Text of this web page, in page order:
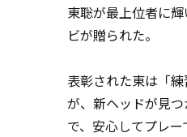
東聡が最上位者に
ビが贈られた。
表彰された東は「
が、新ヘッドが見
で、安心してプレ